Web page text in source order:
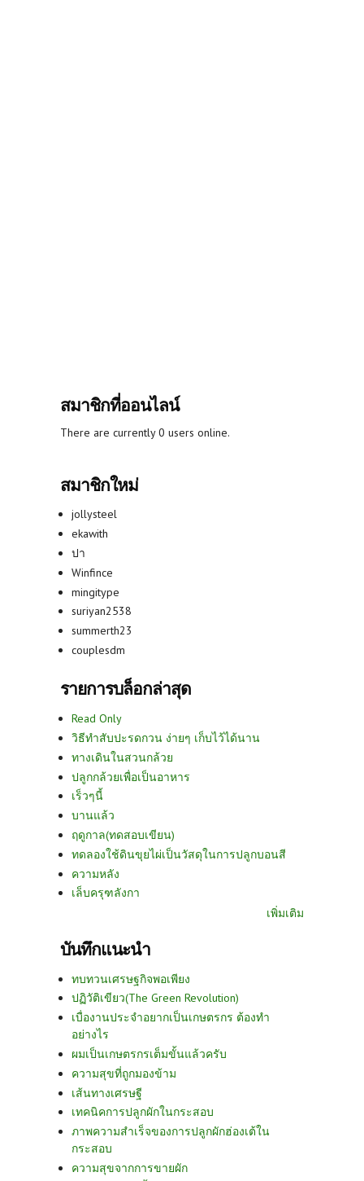
สมาชิกที่ออนไลน์
There are currently 0 users online.
สมาชิกใหม่
jollysteel
ekawith
ปา
Winfince
mingitype
suriyan2538
summerth23
couplesdm
รายการบล็อกล่าสุด
Read Only
วิธีทำสับปะรดกวน ง่ายๆ เก็บไว้ได้นาน
ทางเดินในสวนกล้วย
ปลูกกล้วยเพื่อเป็นอาหาร
เร็วๆนี้
บานแล้ว
ฤดูกาล(ทดสอบเขียน)
ทดลองใช้ดินขุยไผ่เป็นวัสดุในการปลูกบอนสี
ความหลัง
เล็บครุฑลังกา
เพิ่มเติม
บันทึกแนะนำ
ทบทวนเศรษฐกิจพอเพียง
ปฏิวัติเขียว(The Green Revolution)
เบื่องานประจำอยากเป็นเกษตรกร ต้องทำ
อย่างไร
ผมเป็นเกษตรกรเต็มขั้นแล้วครับ
ความสุขที่ถูกมองข้าม
เส้นทางเศรษฐี
เทคนิคการปลูกผักในกระสอบ
ภาพความสำเร็จของการปลูกผักฮ่องเต้ใน
กระสอบ
ความสุขจากการขายผัก